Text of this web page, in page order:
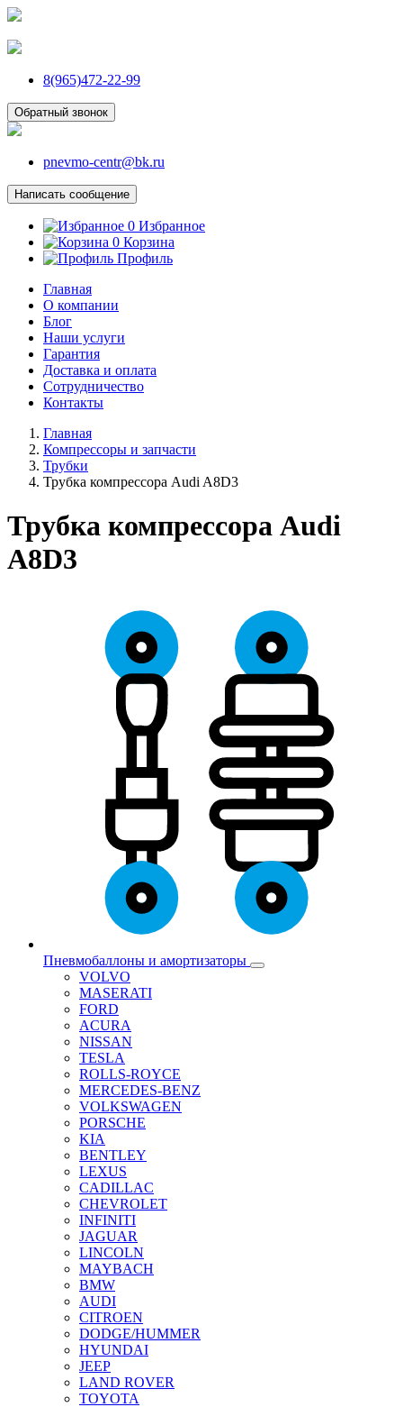
8(965)472-22-99
Обратный звонок
pnevmo-centr@bk.ru
Написать сообщение
0 Избранное
0 Корзина
Профиль
Главная
О компании
Блог
Наши услуги
Гарантия
Доставка и оплата
Сотрудничество
Контакты
Главная
Компрессоры и запчасти
Трубки
Трубка компрессора Audi A8D3
Трубка компрессора Audi
A8D3
Пневмобаллоны и амортизаторы
VOLVO
MASERATI
FORD
ACURA
NISSAN
TESLA
ROLLS-ROYCE
MERCEDES-BENZ
VOLKSWAGEN
PORSCHE
KIA
BENTLEY
LEXUS
CADILLAC
CHEVROLET
INFINITI
JAGUAR
LINCOLN
MAYBACH
BMW
AUDI
CITROEN
DODGE/HUMMER
HYUNDAI
JEEP
LAND ROVER
TOYOTA